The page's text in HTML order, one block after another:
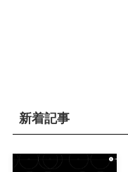
新着記事